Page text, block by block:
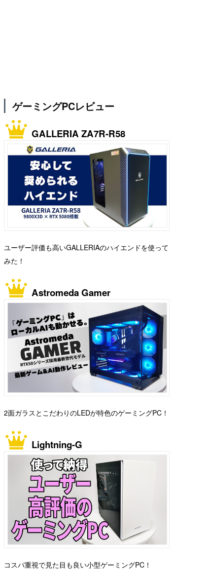
ゲーミングPCレビュー
GALLERIA ZA7R-R58
ユーザー評価も高いGALLERIAのハイエンドを使って
みた！
Astromeda Gamer
2面ガラスとこだわりのLEDが特色のゲーミングPC！
Lightning-G
コスパ重視で見た目も良い小型ゲーミングPC！